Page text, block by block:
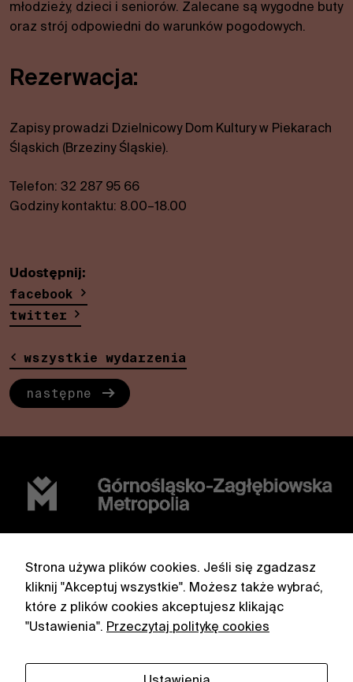
młodzieży, dzieci i seniorów. Zalecane są wygodne buty
oraz strój odpowiedni do warunków pogodowych.
Rezerwacja:
Zapisy prowadzi Dzielnicowy Dom Kultury w Piekarach
Śląskich (Brzeziny Śląskie).
Telefon: 32 287 95 66
Godziny kontaktu: 8.00–18.00
Udostępnij:
facebook
twitter
wszystkie wydarzenia
następne
Górnośląsko-Zagłębiowska Metropolia
ul. Barbary 21A, 40-053 Katowice
facebook
partnerzy
prywatności
Strona używa plików cookies. Jeśli się zgadzasz
kliknij "Akceptuj wszystkie". Możesz także wybrać,
które z plików cookies akceptujesz klikając
"Ustawienia". Przeczytaj politykę cookies
Wygoda
Aby nasza
Twojej
szansę zobaczenia